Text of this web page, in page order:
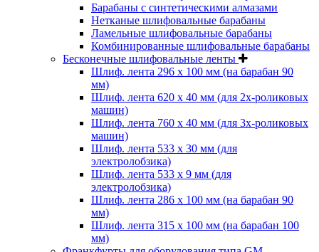
Барабаны с синтетическими алмазами
Нетканые шлифовальные барабаны
Ламельные шлифовальные барабаны
Комбинированные шлифовальные барабаны
Бесконечные шлифовальные ленты
Шлиф. лента 296 х 100 мм (на барабан 90
мм)
Шлиф. лента 620 х 40 мм (для 2х-роликовых
машин)
Шлиф. лента 760 х 40 мм (для 3х-роликовых
машин)
Шлиф. лента 533 х 30 мм (для
электролобзика)
Шлиф. лента 533 х 9 мм (для
электролобзика)
Шлиф. лента 286 х 100 мм (на барабан 90
мм)
Шлиф. лента 315 х 100 мм (на барабан 100
мм)